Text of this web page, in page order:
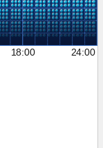
18:00 24:00